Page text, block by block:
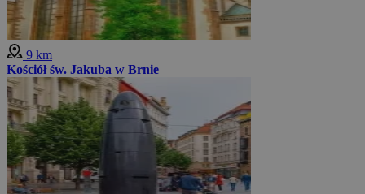
9 km
Kościół św. Jakuba w Brnie